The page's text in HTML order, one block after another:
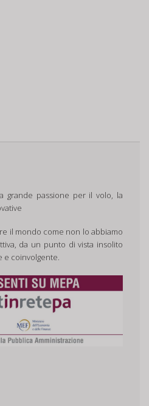
grande passione per il volo, la
il mondo come non lo abbiamo
da un punto di vista insolito
e coinvolgente.